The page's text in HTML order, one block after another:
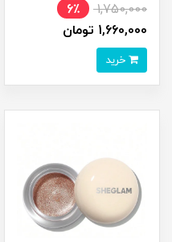
1,750,000
6٪
1,660,000 تومان